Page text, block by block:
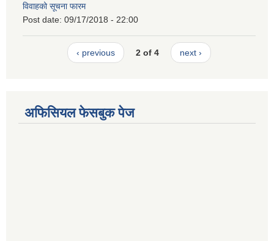
विवाहको सूचना फारम
Post date: 09/17/2018 - 22:00
‹ previous 2 of 4 next ›
अफिसियल फेसबुक पेज